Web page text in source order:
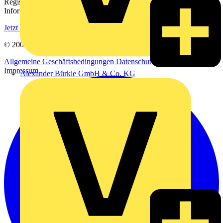
Alexander Bürkle GmbH & Co. KG
Informationen aus der Elektroindustrie.
Jetzt registrieren
© 2002-
Allgemeine Geschäftsbedingungen Datenschutzerklärung
Impressum